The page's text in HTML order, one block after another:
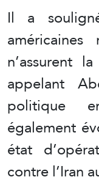
Il a
n’assurent
appelant
politique
également
état
contre l’Iran